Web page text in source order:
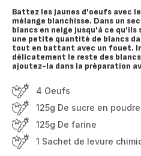
Battez les jaunes d'oeufs avec
mélange blanchisse. Dans un
blancs en neige jusqu'à ce
une petite quantité de blancs
tout en battant avec un fouet.
délicatement le reste des
ajoutez-la dans la préparation
4 Oeufs
125g De sucre en poudre
125g De farine
1 Sachet de levure